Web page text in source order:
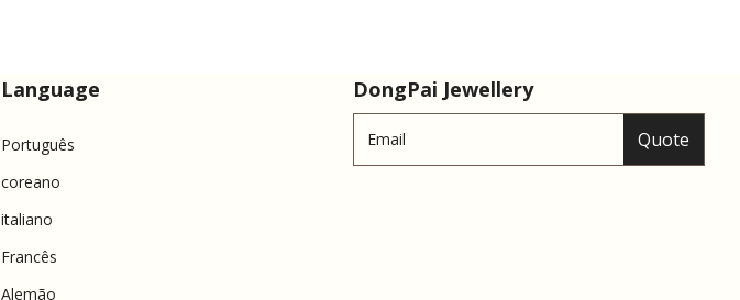
Language
Português
coreano
italiano
Francês
Alemão
DongPai Jewellery
Quote